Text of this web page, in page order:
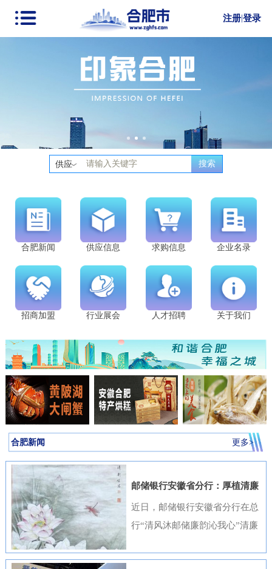
注册 |登录
供应 搜索
合肥新闻 供应信息 求购信息 企业名录
招商加盟 行业展会 人才招聘 关于我们
合肥新闻 更多>
邮储银行安徽省分行：厚植清廉
金融文化筑牢高质量发展根基
近日，邮储银行安徽省分行在总
行“清风沐邮储廉韵沁我心”清廉
出，选送的四部作品全部获奖，